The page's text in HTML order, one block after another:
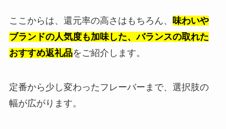
ここからは、還元率の高さはもちろん、
味わいや
ブランドの人気度も加味した、バランスの取れた
おすすめ返礼品をご紹介します。
定番から少し変わったフレーバーまで、選択肢の
幅が広がります。